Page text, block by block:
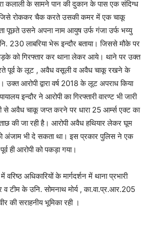
कलाली के सामने पान की दुकान के पास एक संदिग्ध
जिसे रोककर चैक करते उसकी कमर में एक चाकू
पूछते उसने अपना नाम आयुष उर्फ गंजा उर्फ भय्यु
230 लाबरिया भेरू इन्दौर बताया। जिससे मौके पर
को गिरफ्तार कर थाना लेकर आये। थाने पर उक्त
पूर्व के लूट , अवैध वसूली व अवैध चाकू रखने के
आरोपी द्वारा वर्ष 2018 के लूट अपराध किया
इन्दौर ने आरोपी का गिरफ्तारी वारण्ट भी जारी
से अवैध चाकू जप्त करने पर धारा 25 आर्म्स एक्ट का
की जा रही है। आरोपी अवैध हथियार लेकर घूम
अंजाम भी दे सकता था। इस प्रकार पुलिस ने एक
ही आरोपी को पकड़ा गया।
अधिकारियों के मार्गदर्शन में थाना प्रभारी
व टीम के उनि. सोमनाथ मोर्य , का.वा.प्र.आर.205
की सराहनीय भूमिका रही ।